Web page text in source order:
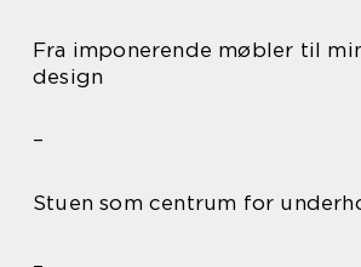
Fra imponerende møbler til
design
–
Stuen som centrum for